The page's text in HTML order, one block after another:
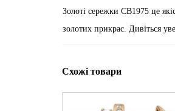
Золоті сережки СВ1975 це
золотих прикрас. Дивіться
Схожі товари